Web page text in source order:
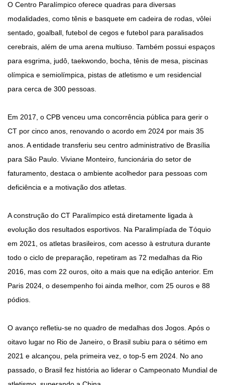
O Centro Paralímpico oferece quadras para diversas
modalidades, como tênis e basquete em cadeira de rodas, vôlei
sentado, goalball, futebol de cegos e futebol para paralisados
cerebrais, além de uma arena multiuso. Também possui espaços
para esgrima, judô, taekwondo, bocha, tênis de mesa, piscinas
olímpica e semiolímpica, pistas de atletismo e um residencial
para cerca de 300 pessoas.
Em 2017, o CPB venceu uma concorrência pública para gerir o
CT por cinco anos, renovando o acordo em 2024 por mais 35
anos. A entidade transferiu seu centro administrativo de Brasília
para São Paulo. Viviane Monteiro, funcionária do setor de
faturamento, destaca o ambiente acolhedor para pessoas com
deficiência e a motivação dos atletas.
A construção do CT Paralímpico está diretamente ligada à
evolução dos resultados esportivos. Na Paralimpíada de Tóquio
em 2021, os atletas brasileiros, com acesso à estrutura durante
todo o ciclo de preparação, repetiram as 72 medalhas da Rio
2016, mas com 22 ouros, oito a mais que na edição anterior. Em
Paris 2024, o desempenho foi ainda melhor, com 25 ouros e 88
pódios.
O avanço refletiu-se no quadro de medalhas dos Jogos. Após o
oitavo lugar no Rio de Janeiro, o Brasil subiu para o sétimo em
2021 e alcançou, pela primeira vez, o top-5 em 2024. No ano
passado, o Brasil fez história ao liderar o Campeonato Mundial de